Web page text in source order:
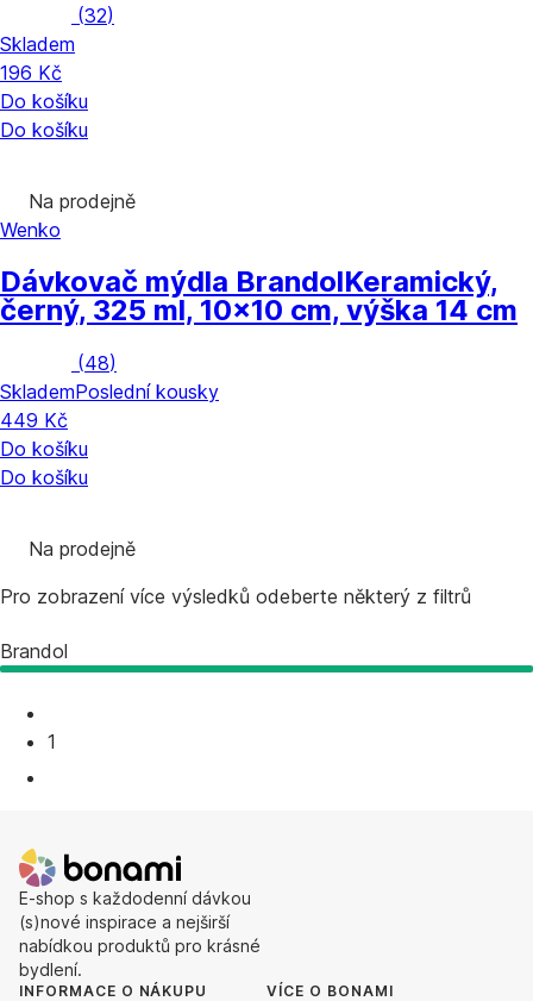
(32)
Skladem
196 Kč
Do košíku
Do košíku
Na prodejně
Wenko
Dávkovač mýdla BrandolKeramický,
černý, 325 ml, 10x10 cm, výška 14 cm
(48)
SklademPoslední kousky
449 Kč
Do košíku
Do košíku
Na prodejně
Pro zobrazení více výsledků odeberte některý z filtrů
Brandol
1
E-shop s každodenní dávkou
(s)nové inspirace a nejširší
nabídkou produktů pro krásné
bydlení.
INFORMACE O NÁKUPU VÍCE O BONAMI